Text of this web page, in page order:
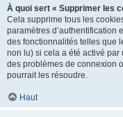
À quoi sert « Supprimer les
Cela supprime tous les
paramètres d’authentification
des fonctionnalités telles que
non lu) si cela a été activé
des problèmes de connexion
pourrait les résoudre.
Haut